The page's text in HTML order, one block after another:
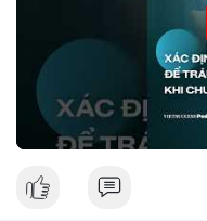
🎥 Xem video trực tiếp tại:
Nguồn: VIETSUCCESS